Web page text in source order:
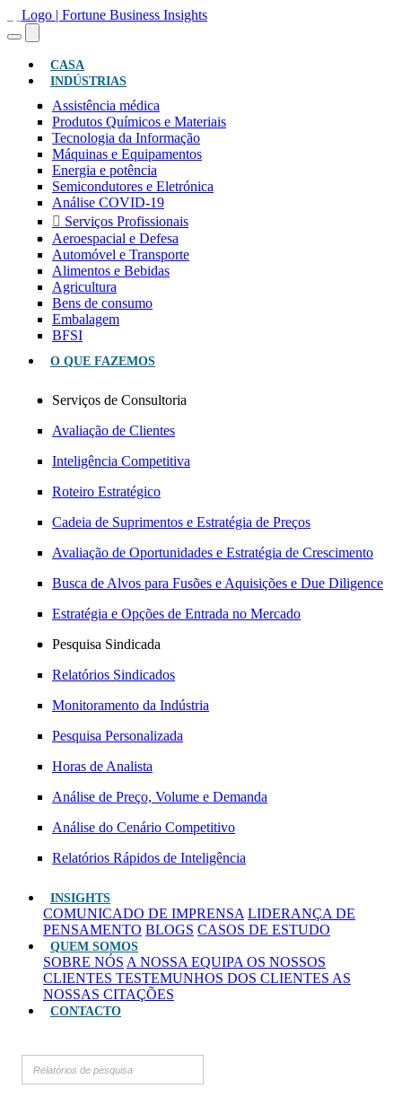
CASA
INDÚSTRIAS
Assistência médica
Produtos Químicos e Materiais
Tecnologia da Informação
Máquinas e Equipamentos
Energia e potência
Semicondutores e Eletrónica
Análise COVID-19
Serviços Profissionais
Aeroespacial e Defesa
Automóvel e Transporte
Alimentos e Bebidas
Agricultura
Bens de consumo
Embalagem
BFSI
O QUE FAZEMOS
Serviços de Consultoria
Avaliação de Clientes
Inteligência Competitiva
Roteiro Estratégico
Cadeia de Suprimentos e Estratégia de Preços
Avaliação de Oportunidades e Estratégia de Crescimento
Busca de Alvos para Fusões e Aquisições e Due Diligence
Estratégia e Opções de Entrada no Mercado
Pesquisa Sindicada
Relatórios Sindicados
Monitoramento da Indústria
Pesquisa Personalizada
Horas de Analista
Análise de Preço, Volume e Demanda
Análise do Cenário Competitivo
Relatórios Rápidos de Inteligência
INSIGHTS
COMUNICADO DE IMPRENSA LIDERANÇA DE
PENSAMENTO BLOGS CASOS DE ESTUDO
QUEM SOMOS
SOBRE NÓS A NOSSA EQUIPA OS NOSSOS
CLIENTES TESTEMUNHOS DOS CLIENTES AS
NOSSAS CITAÇÕES
CONTACTO